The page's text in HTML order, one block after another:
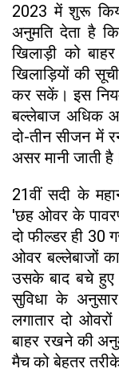
2023 में शुरू
अनुमति देता है
खिलाड़ी को
खिलाड़ियों की
कर सकें। इस
बल्लेबाज अधिक
दो-तीन सीजन में
असर मानी जाती
21वीं सदी के
'छह ओवर के
दो फील्डर ही
ओवर बल्लेबाजों
उसके बाद बचे हुए
सुविधा के
लगातार दो
बाहर रखने की
मैच को बेहतर